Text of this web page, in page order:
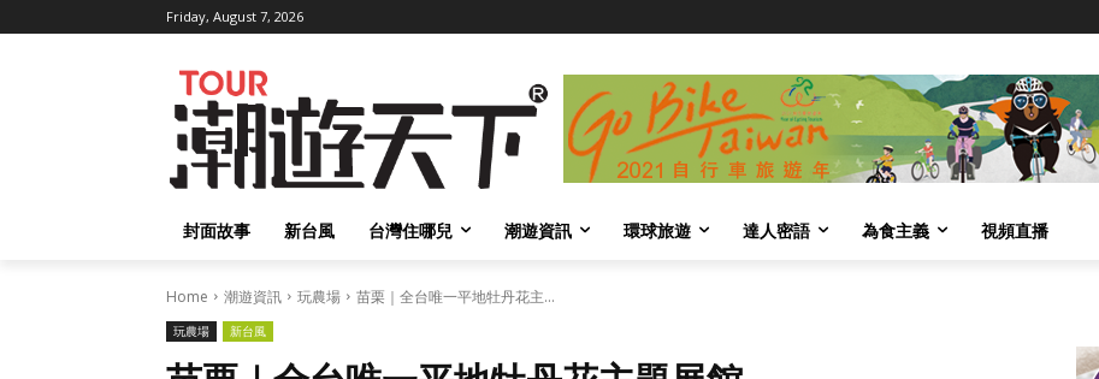
Friday, August 7, 2026
封面故事 新台風 台灣住哪兒 潮遊資訊 環球旅遊 達人密語 為食主義 視頻直播
Home 潮遊資訊 玩農場 苗栗｜全台唯一平地牡丹花主...
玩農場 新台風